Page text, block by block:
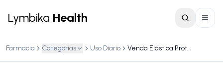
Lymbika Health
Farmacia Categorías Uso Diario Venda Elástica Protec – 5 cm x 5 m ajuste preciso, máxima elasticidad